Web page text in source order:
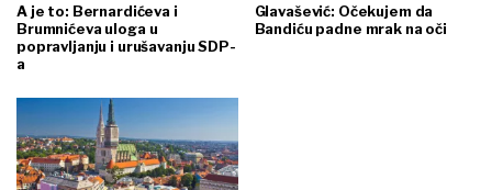
A je to: Bernardićeva i
Brumnićeva uloga u
popravljanju i urušavanju SDP-
a
Glavašević: Očekujem da
Bandiću padne mrak na oči